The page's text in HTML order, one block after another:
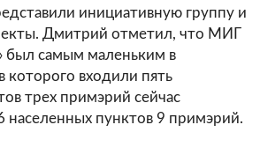
инициативную группу и
Дмитрий отметил, что МИГ
был самым маленьким в
которого входили пять
трех примэрий сейчас
населенных пунктов 9 примэрий.